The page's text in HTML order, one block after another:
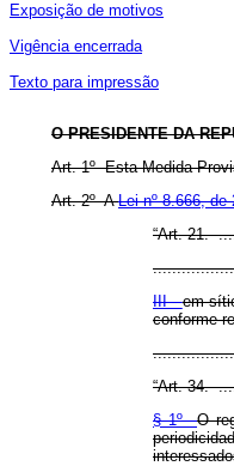
Exposição de motivos
Vigência encerrada
Texto para impressão
O PRESIDENTE DA
Art. 1º Esta Medida
Art. 2º ALei nº 8.666,
“Art. 21.
III -em
conforme
“Art. 34.
§ 1ºO